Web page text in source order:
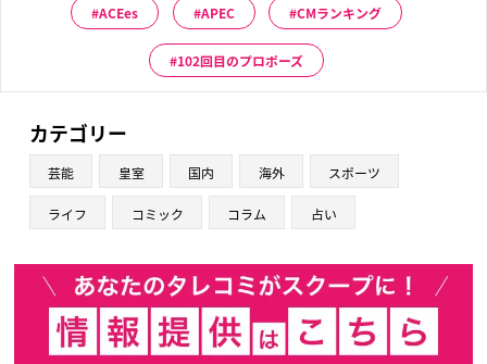
ACEes APEC CMランキング
102回目のプロポーズ
カテゴリー
芸能 皇室 国内 海外 スポーツ
ライフ コミック コラム 占い